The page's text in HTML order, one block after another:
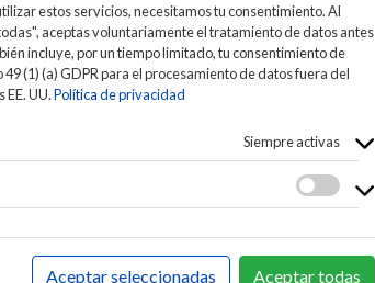
estos servicios, necesitamos tu consentimiento. Al
aceptas voluntariamente el tratamiento de datos antes
incluye, por un tiempo limitado, tu consentimiento de
(1) (a) GDPR para el procesamiento de datos fuera del
EE. UU.Política de privacidad
Siempre activas
Aceptar seleccionadas Aceptar todas